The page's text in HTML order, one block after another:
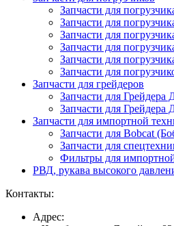
Запчасти для
Запчасти для
Запчасти для
Запчасти для
Запчасти для
Запчасти для
Запчасти для грейдеров
Запчасти для Грейдера
Запчасти для Грейдера
Запчасти для импортной
Запчасти для Bobcat
Запчасти для
Фильтры для
РВД, рукава высокого
Контакты:
Адрес: